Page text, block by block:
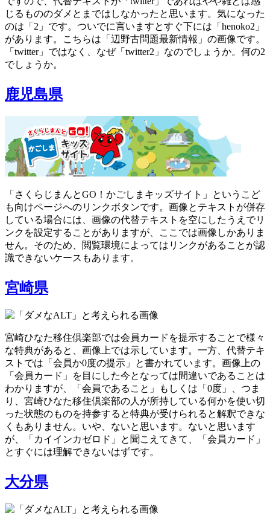
じるもののダメとまではしなかったと思います。気になった
のは「2」です。ついでに言いますとすぐ下には「henoko2」
があります。こちらは「辺野古問題最新情報」の画像です。
「twitter」ではなく、なぜ「twitter2」なのでしょうか。何の2
でしょうか。
鹿児島県
「さくらじまんとGO！かごしまキッズサイト」というこど
も向けページへのリンクボタンです。画像とテキストが併存
している場合には、画像の代替テキストを空にしたうえでリ
ンクを設定することがありますが、ここでは画像しかありま
せん。そのため、閲覧環境によってはリンクがあることが認
識できないケースもあります。
宮崎県
宮崎ひなた移住倶楽部では会員カードを提示することで様々
な特典があると、画像上では示しています。一方、代替テキ
ストでは「会員か0度の提示」と書かれています。画像上の
「会員カード」を目にした今となっては間違いであることは
わかりますが、「会員であること」もしくは「0度」、つま
り、宮崎ひなた移住倶楽部の人が所持している何かを使い切
った状態のものを持参すると特典が受けられると解釈できな
くもありません。いや、ないと思います。ないと思います
が、「カイインカゼロド」と聞こえてきて、「会員カード」
とすぐには理解できないはずです。
大分県